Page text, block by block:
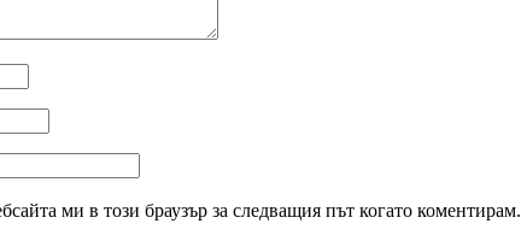
ми в този браузър за следващия път когато коментирам.